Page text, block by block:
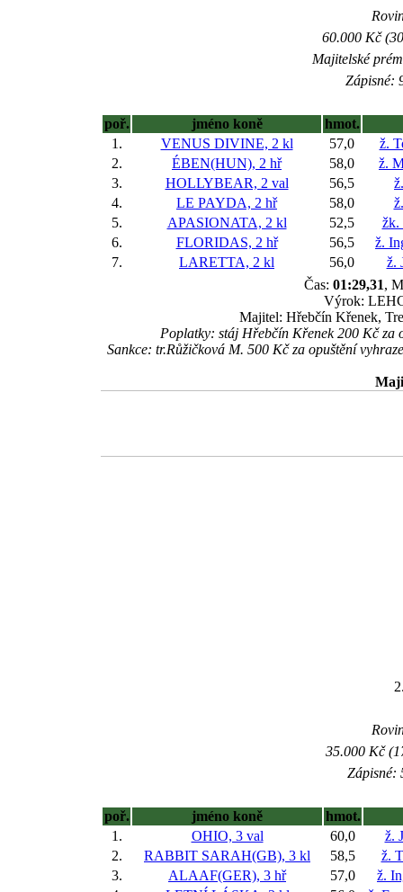
60.000 Kč
Majitelské
Zápisné:
poř. jméno koně
hmot.
1.
VENUS DIVINE, 2 kl 57,0
ž.
2.
ÉBEN(HUN), 2 hř 58,0
ž.
3.
HOLLYBEAR, 2 val 56,5
4.
LE PAYDA, 2 hř 58,0
5.
APASIONATA, 2 kl 52,5
žk.
6.
FLORIDAS, 2 hř 56,5
ž.
7.
LARETTA, 2 kl 56,0
ž.
Čas: 01:29,31,
Výrok:
Majitel: Hřebčín Křenek,
Poplatky: stáj Hřebčín Křenek 200 Kč za
Sankce: tr.Růžičková M. 500 Kč za opuštění
35.000 Kč
Zápisné:
poř. jméno koně
hmot.
1.
OHIO, 3 val 60,0
ž.
2.
RABBIT SARAH(GB), 3 kl 58,5
ž.
3.
ALAAF(GER), 3 hř 57,0
ž.